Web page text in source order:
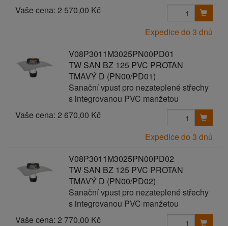
Vaše cena: 2 570,00 Kč
Expedice do 3 dnů
V08P3011M3025PN00PD01
TW SAN BZ 125 PVC PROTAN
TMAVÝ D (PN00/PD01)
Sanační vpust pro nezateplené střechy
s integrovanou PVC manžetou
Vaše cena: 2 670,00 Kč
Expedice do 3 dnů
V08P3011M3025PN00PD02
TW SAN BZ 125 PVC PROTAN
TMAVÝ D (PN00/PD02)
Sanační vpust pro nezateplené střechy
s integrovanou PVC manžetou
Vaše cena: 2 770,00 Kč